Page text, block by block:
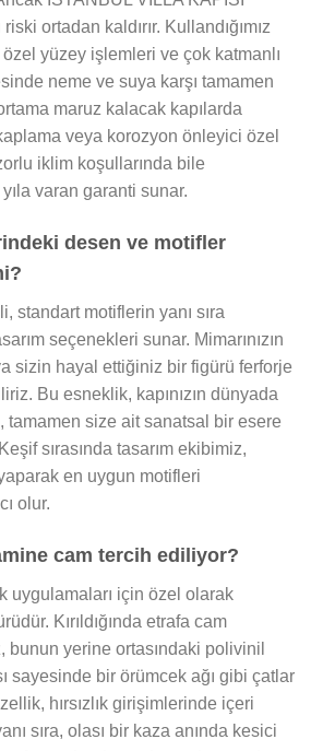
ortadan kaldırır. Kullandığımız
yüzey işlemleri ve çok katmanlı
neme ve suya karşı tamamen
maruz kalacak kapılarda
veya korozyon önleyici özel
iklim koşullarında bile
varan garanti sunar.
desen ve motifler
standart motiflerin yanı sıra
seçenekleri sunar. Mimarınızın
sizin hayal ettiğiniz bir figürü ferforje
Bu esneklik, kapınızın dünyada
tamamen size ait sanatsal bir esere
sırasında tasarım ekibimiz,
en uygun motifleri
olur.
cam tercih ediliyor?
uygulamaları için özel olarak
Kırıldığında etrafa cam
bunun yerine ortasındaki polivinil
sayesinde bir örümcek ağı gibi çatlar
hırsızlık girişimlerinde içeri
sıra, olası bir kaza anında kesici